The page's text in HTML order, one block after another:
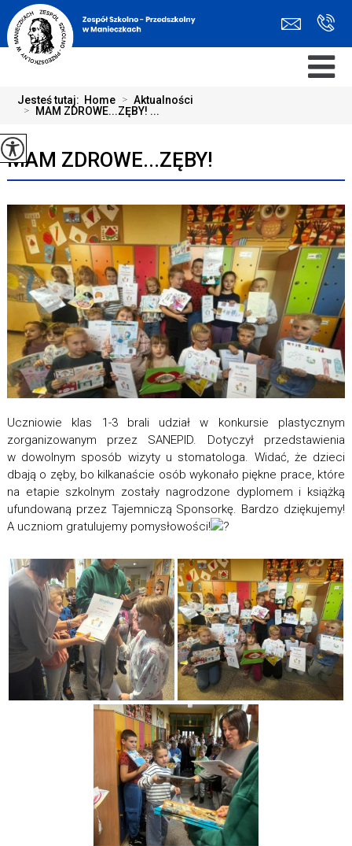
Jesteś tutaj: Home > Aktualności
> MAM ZDROWE...ZĘBY! ...
MAM ZDROWE...ZĘBY!
Uczniowie klas 1-3 brali udział w konkursie plastycznym
zorganizowanym przez SANEPID. Dotyczył przedstawienia
w dowolnym sposób wizyty u stomatologa. Widać, że dzieci
dbają o zęby, bo kilkanaście osób wykonało piękne prace, które
na etapie szkolnym zostały nagrodzone dyplomem i książką
ufundowaną przez Tajemniczą Sponsorkę. Bardzo dziękujemy!
A uczniom gratulujemy pomysłowości!